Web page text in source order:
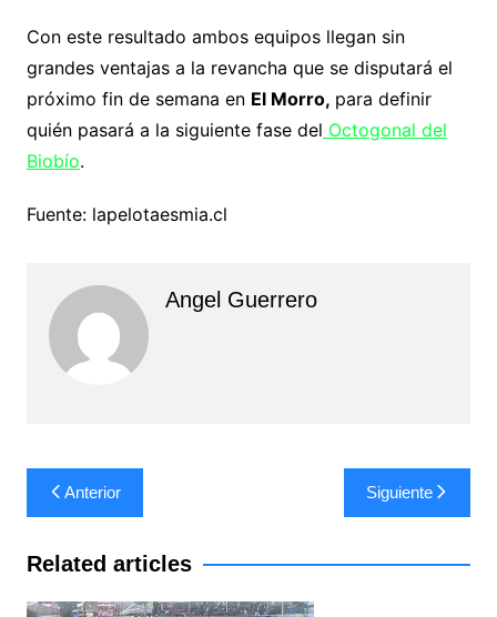
Con este resultado ambos equipos llegan sin
grandes ventajas a la revancha que se disputará el
próximo fin de semana en El Morro, para definir
quién pasará a la siguiente fase del Octogonal del
Biobío.
Fuente: lapelotaesmia.cl
Angel Guerrero
Navegación
de
entradas
Anterior Siguiente
Related articles